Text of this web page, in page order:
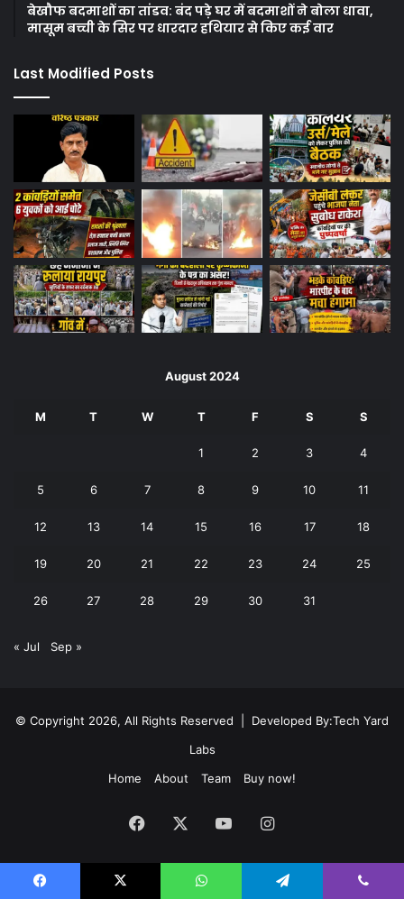
बेखौफ बदमाशों का तांडव: बंद पड़े घर में बदमाशों ने बोला धावा,
मासूम बच्ची के सिर पर धारदार हथियार से किए कई वार
Last Modified Posts
August 2024
M T W T F S S
1 2 3 4
5 6 7 8 9 10 11
12 13 14 15 16 17 18
19 20 21 22 23 24 25
26 27 28 29 30 31
« Jul Sep »
© Copyright 2026, All Rights Reserved | Developed By:Tech Yard
Labs
Home
About Team Buy now!
Facebook YouTubeInstagram